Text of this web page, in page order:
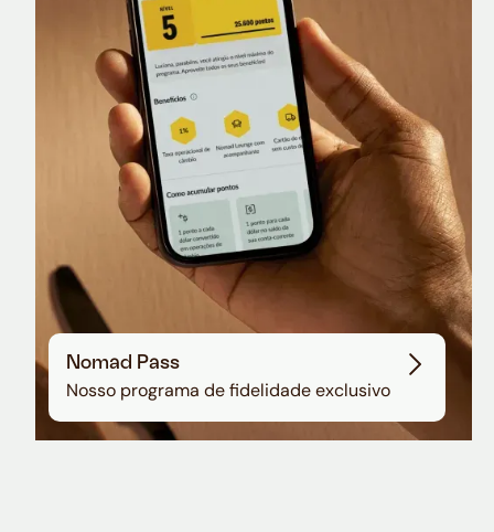
Nomad Lounge
Sala VIP no Aeroporto de Guarulhos
Nomad Pass
Nosso programa de fidelidade exclusivo